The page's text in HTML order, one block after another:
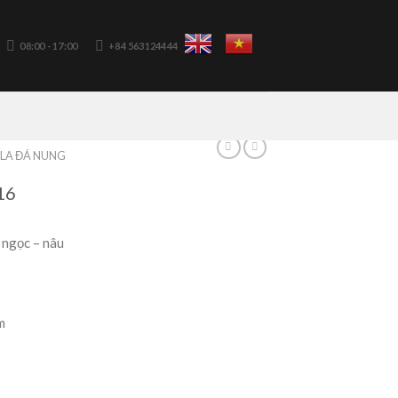
08:00 - 17:00 +84 563124444
ĐÁ NUNG
– nâu